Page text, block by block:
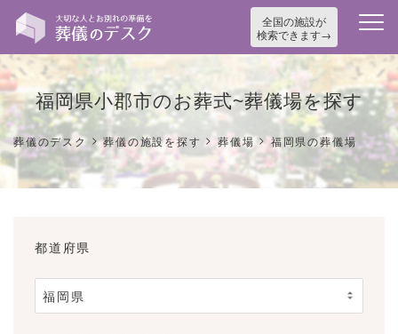
全国の施設が
検索できます
福岡県小郡市のお葬式~葬儀場を探す
葬儀のデスク >葬儀の施設を探す >葬儀場>福岡県の葬儀場
都道府県